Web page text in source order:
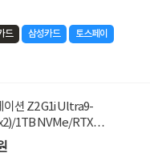
드 삼성카드
토스페이
이션 Z2 G1i Ultra9-
1TB NVMe/RTX
[기본제품]